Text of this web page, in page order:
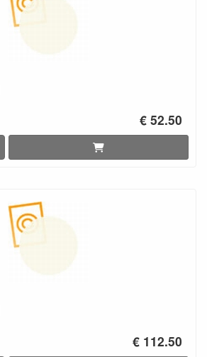
€ 52.50
€ 112.50